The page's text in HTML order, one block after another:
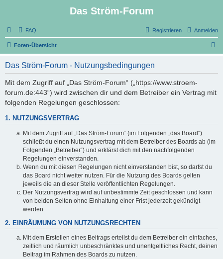
Das Ström-Forum
FAQ Anmelden
Registrieren
Foren-Übersicht
Das Ström-Forum - Nutzungsbedingungen
Mit dem Zugriff auf „Das Ström-Forum“ („https://www.stroem-
forum.de:443“) wird zwischen dir und dem Betreiber ein Vertrag mit
folgenden Regelungen geschlossen:
1. NUTZUNGSVERTRAG
Mit dem Zugriff auf „Das Ström-Forum“ (im Folgenden „das Board“)
schließt du einen Nutzungsvertrag mit dem Betreiber des Boards ab (im
Folgenden „Betreiber“) und erklärst dich mit den nachfolgenden
Regelungen einverstanden.
Wenn du mit diesen Regelungen nicht einverstanden bist, so darfst du
das Board nicht weiter nutzen. Für die Nutzung des Boards gelten
jeweils die an dieser Stelle veröffentlichten Regelungen.
Der Nutzungsvertrag wird auf unbestimmte Zeit geschlossen und kann
von beiden Seiten ohne Einhaltung einer Frist jederzeit gekündigt
werden.
2. EINRÄUMUNG VON NUTZUNGSRECHTEN
Mit dem Erstellen eines Beitrags erteilst du dem Betreiber ein einfaches,
zeitlich und räumlich unbeschränktes und unentgeltliches Recht, deinen
Beitrag im Rahmen des Boards zu nutzen.